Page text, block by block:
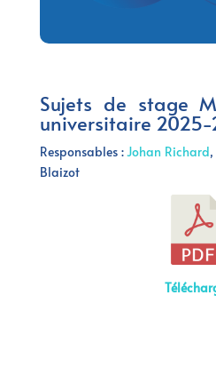
Sujets de stage
universitaire
Responsables :Johan Richard
Blaizot